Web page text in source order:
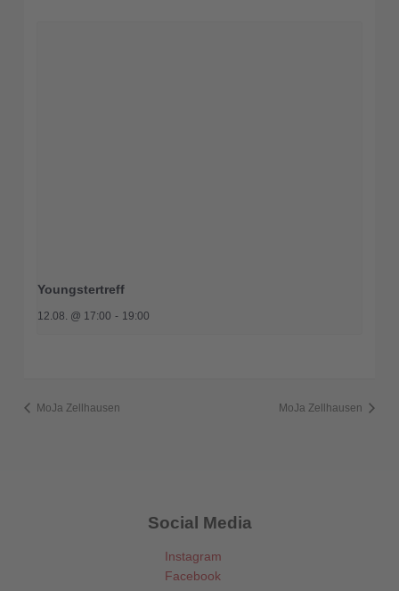
Youngstertreff
12.08. @ 17:00 - 19:00
MoJa Zellhausen MoJa Zellhausen
Social Media
Instagram
Facebook